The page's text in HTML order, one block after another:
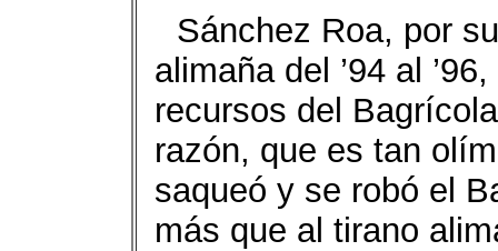
Sánchez Roa, por
alimaña del ’94 al
recursos del
razón, que es tan
saqueó y se robó el
más que al tirano